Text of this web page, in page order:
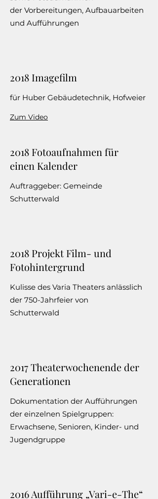
der Vorbereitungen, Aufbauarbeiten
und Aufführungen
2018 Imagefilm
für Huber Gebäudetechnik, Hofweier
Zum Video
2018 Fotoaufnahmen für
einen Kalender
Auftraggeber: Gemeinde
Schutterwald
2018 Projekt Film- und
Fotohintergrund
Kulisse des Varia Theaters anlässlich
der 750-Jahrfeier von
Schutterwald
2017 Theaterwochenende der
Generationen
Dokumentation der Aufführungen
der einzelnen Spielgruppen:
Erwachsene, Senioren, Kinder- und
Jugendgruppe
2016 Aufführung „Vari-e-The“